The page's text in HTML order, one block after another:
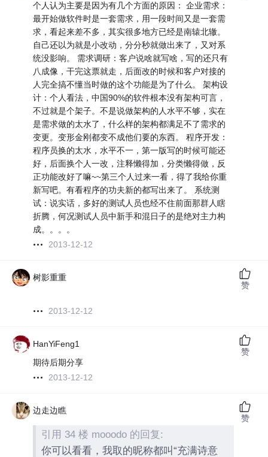
个人认为主要是因为有几个方面的原因： 企业需求：
最开始做软件时是一套需求，用一段时间又是一套需
求，看起来差不多，其实很多地方已经是南辕北辙。
自己还以为就是小改动，分分秒就做出来了，又对系
统没影响。 需求调研：客户说啥就写啥，写的还只有
八成像，干完这票就走，后面改的时候和客户对接的
人完全搞不懂当时做的这个功能是为了什么。 架构设
计：个人看法，中国90%的软件根本没有架构可言，
不过就是个架子。不是说做架构的人水平不够，实在
是需求做的太水了，什么样的架构都满足不了需求的
变更。变形金刚都变不成他们要的东西。 程序开发：
程序员换的太水，水平不一，第一版写的时候可能还
好，后面换个人一改，注释懒得加，分类懒得做，反
正功能改好了嘛~~第三个人过来一看，得了我给你重
新写吧。有看程序的功夫新的都写出来了。 系统测
试：说实话，多好的测试人员也经不住前面那群人瞎
折腾，何况测试人员中新手和混日子的是绝对主力构
成。。。。
2013-12-12
树影重重
2013-12-12
赞
HanYiFeng1
期待后期分享
2013-12-12
赞
边走边瞧
引用 34 楼 mooodo 的回复:
你可以看看，我取的昵称都叫“充满诗意
赞